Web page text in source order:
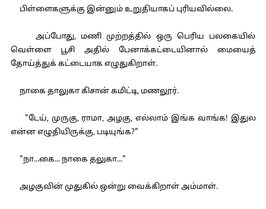
பிள்ளைகளுக்கு இன்னும் உறுதியாகப் புரியவில்லை.
அப்போது, மணி முற்றத்தில் ஒரு பெரிய பலகையில்
வெள்ளை பூசி அதில் பேனாக்கட்டையினால் மையைத்
தோய்த்துக் கட்டையாக எழுதுகிறாள்.
நாகை தாலுகா கிசான் கமிட்டி, மணலூர்.
"டேய், முருகு, ராமா, அழகு, எல்லாம் இங்க வாங்க! இதுல
என்ன எழுதியிருக்கு, படியுங்க?"
"நா...கை... நாகை தலுகா..."
அழகுவின் முதுகில் ஒன்று வைக்கிறாள் அம்மாள்.